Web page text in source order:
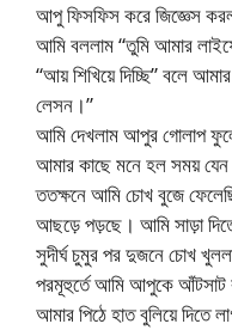
আপু ফিসফিস করে জিজ্ঞেস
আমি বললাম “তুমি আমার
“আয় শিখিয়ে দিচ্ছি” বলে
লেসন।”
আমি দেখলাম আপুর গোলাপ
আমার কাছে মনে হল সময়
ততক্ষনে আমি চোখ বুজে
আছড়ে পড়ছে। আমি সাড়া
সুদীর্ঘ চুমুর পর দুজনে চোখ
পরমূহুর্তে আমি আপুকে আঁটসাট
আমার পিঠে হাত বুলিয়ে দিতে